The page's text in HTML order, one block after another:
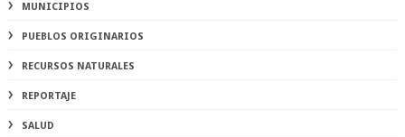
MUNICIPIOS
PUEBLOS ORIGINARIOS
RECURSOS NATURALES
REPORTAJE
SALUD